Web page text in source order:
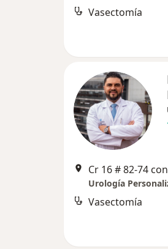
Vasectomía
Cr 16 # 82-74
Urología
Vasectomía